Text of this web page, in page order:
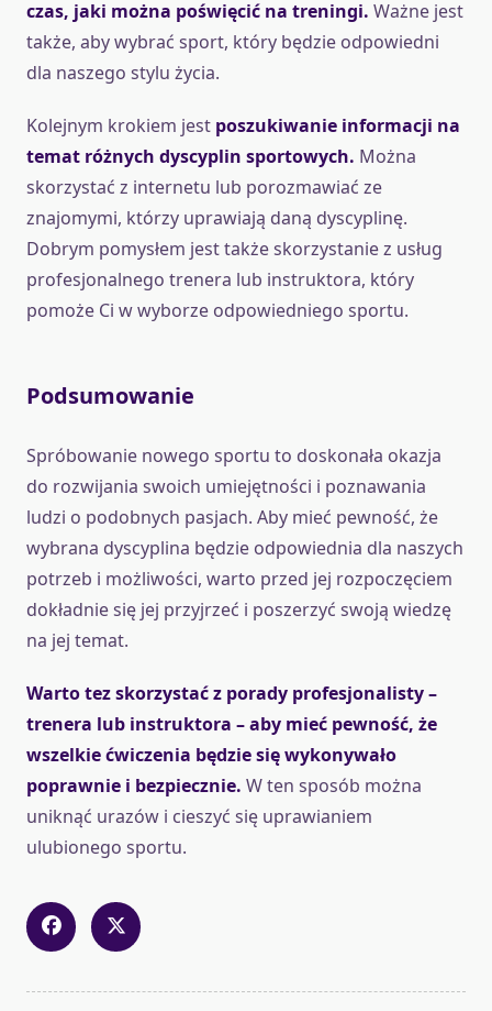
czas, jaki można poświęcić na treningi. Ważne jest
także, aby wybrać sport, który będzie odpowiedni
dla naszego stylu życia.
Kolejnym krokiem jest poszukiwanie informacji na
temat różnych dyscyplin sportowych. Można
skorzystać z internetu lub porozmawiać ze
znajomymi, którzy uprawiają daną dyscyplinę.
Dobrym pomysłem jest także skorzystanie z usług
profesjonalnego trenera lub instruktora, który
pomoże Ci w wyborze odpowiedniego sportu.
Podsumowanie
Spróbowanie nowego sportu to doskonała okazja
do rozwijania swoich umiejętności i poznawania
ludzi o podobnych pasjach. Aby mieć pewność, że
wybrana dyscyplina będzie odpowiednia dla naszych
potrzeb i możliwości, warto przed jej rozpoczęciem
dokładnie się jej przyjrzeć i poszerzyć swoją wiedzę
na jej temat.
Warto tez skorzystać z porady profesjonalisty –
trenera lub instruktora – aby mieć pewność, że
wszelkie ćwiczenia będzie się wykonywało
poprawnie i bezpiecznie. W ten sposób można
uniknąć urazów i cieszyć się uprawianiem
ulubionego sportu.